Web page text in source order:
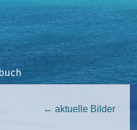
← aktuelle Bilder